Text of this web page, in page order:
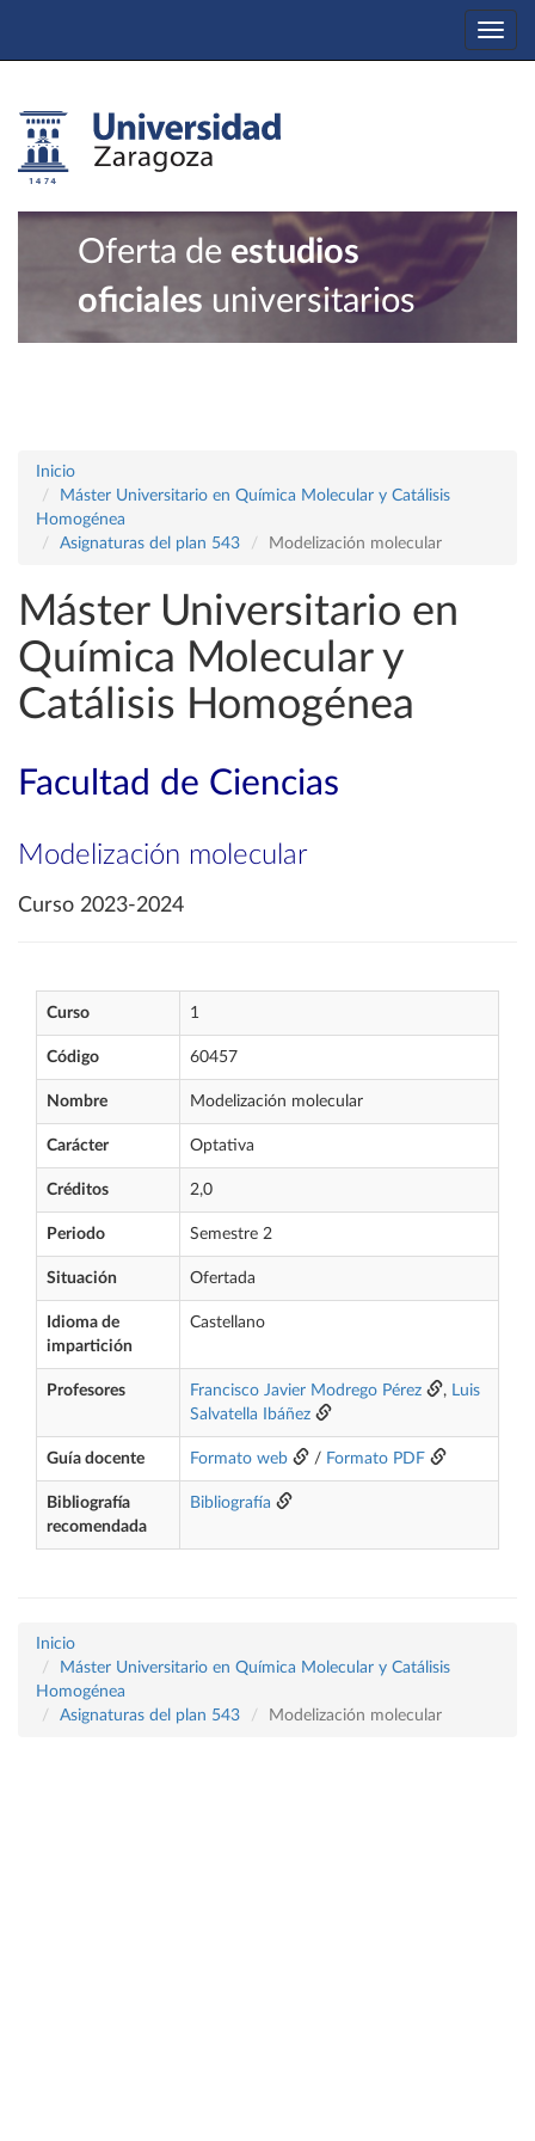
Oferta de estudios
oficiales universitarios
Inicio
Máster Universitario en Química Molecular y Catálisis
Homogénea
Asignaturas del plan 543
Modelización molecular
Máster Universitario en
Química Molecular y
Catálisis Homogénea
Facultad de Ciencias
Modelización molecular
Curso 2023-2024
Curso 1
Código 60457
Nombre Modelización molecular
Carácter Optativa
Créditos 2,0
Periodo Semestre 2
Situación Ofertada
Idioma de
impartición
Castellano
Profesores Francisco Javier Modrego Pérez , Luis
Salvatella Ibáñez
Guía docente Formato web / Formato PDF
Bibliografía
recomendada
Bibliografía
Inicio
Máster Universitario en Química Molecular y Catálisis
Homogénea
Asignaturas del plan 543
Modelización molecular